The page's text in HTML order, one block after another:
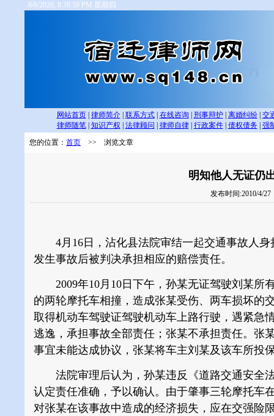
8/6/2026, 8:38:59 PM 星期四
网站首页 律师简介 联系方式| 在线咨询 刑事辩护 离婚纠纷
交
律师随笔
知识产权 法律顾问 律师自律 行政案件 债权债务
强
您的位置： 首页 >> 浏览文章
明知他人无证仍
发布时间:2010/4/27
4月16日，沾化县法院审结一起交通事故人身
发生事故后被判决承担相应的赔偿责任。
2009年10月10日下午，孙某无证驾驶刘某所
的两轮摩托车相撞，造成张某受伤、两车损坏的
取得机动车驾驶证驾驶机动车上路行驶，遇紧急
逃逸，承担事故全部责任；张某不承担责任。张
事宜未能达成协议，张某将车主刘某及该车所投
法院审理后认为，孙某违反《道路交通安全
认定责任准确，予以确认。由于肇事三轮摩托车
对张某在该事故中造成的经济损失，应在交强险